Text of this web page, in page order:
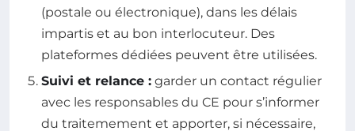
(postale ou électronique), dans les délais
impartis et au bon interlocuteur. Des
plateformes dédiées peuvent être utilisées.
Suivi et relance : garder un contact régulier
avec les responsables du CE pour s’informer
du traitemement et apporter, si nécessaire,